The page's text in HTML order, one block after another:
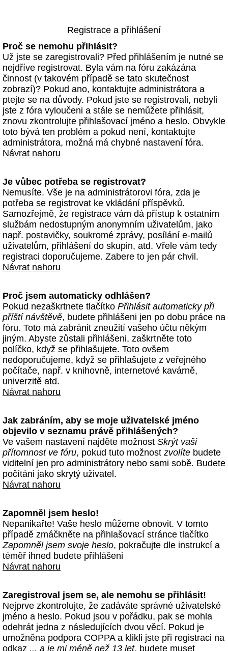
Registrace a přihlášení
Proč se nemohu přihlásit?
Už jste se zaregistrovali? Před přihlášením je nutné se
nejdříve registrovat. Byla vám na fóru zakázána
činnost (v takovém případě se tato skutečnost
zobrazí)? Pokud ano, kontaktujte administrátora a
ptejte se na důvody. Pokud jste se registrovali, nebyli
jste z fóra vyloučeni a stále se nemůžete přihlásit,
znovu zkontrolujte přihlašovací jméno a heslo. Obvykle
toto bývá ten problém a pokud není, kontaktujte
administrátora, možná má chybné nastavení fóra.
Návrat nahoru
Je vůbec potřeba se registrovat?
Nemusíte. Vše je na administrátorovi fóra, zda je
potřeba se registrovat ke vkládání příspěvků.
Samozřejmě, že registrace vám dá přístup k ostatním
službám nedostupným anonymním uživatelům, jako
např. postavičky, soukromé zprávy, posílání e-mailů
uživatelům, přihlášení do skupin, atd. Vřele vám tedy
registraci doporučujeme. Zabere to jen pár chvil.
Návrat nahoru
Proč jsem automaticky odhlášen?
Pokud nezaškrtnete tlačítko Přihlásit automaticky při
příští návštěvě, budete přihlášeni jen po dobu práce na
fóru. Toto má zabránit zneužití vašeho účtu někým
jiným. Abyste zůstali přihlášeni, zaškrtněte toto
políčko, když se přihlašujete. Toto ovšem
nedoporučujeme, když se přihlašujete z veřejného
počítače, např. v knihovně, internetové kavárně,
univerzitě atd.
Návrat nahoru
Jak zabráním, aby se moje uživatelské jméno
objevilo v seznamu právě přihlášených?
Ve vašem nastavení najděte možnost Skrýt vaši
přítomnost ve fóru, pokud tuto možnost zvolíte budete
viditelní jen pro administrátory nebo sami sobě. Budete
počítáni jako skrytý uživatel.
Návrat nahoru
Zapomněl jsem heslo!
Nepanikařte! Vaše heslo můžeme obnovit. V tomto
případě zmáčkněte na přihlašovací stránce tlačítko
Zapomněl jsem svoje heslo, pokračujte dle instrukcí a
téměř ihned budete přihlášeni
Návrat nahoru
Zaregistroval jsem se, ale nemohu se přihlásit!
Nejprve zkontrolujte, že zadáváte správné uživatelské
jméno a heslo. Pokud jsou v pořádku, pak se mohla
odehrát jedna z následujících dvou věcí. Pokud je
umožněna podpora COPPA a klikli jste při registraci na
odkaz ... a je mi méně než 13 let, budete muset